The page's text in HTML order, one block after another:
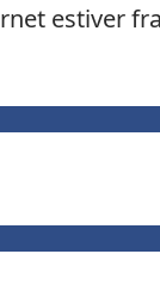
estiver